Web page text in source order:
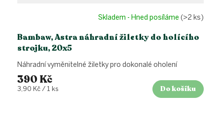
Bambaw, Astra náhradní žiletky do holícího
strojku, 20x5
Skladem - Hned posíláme (>2 ks)
390 Kč
Měrná
3,90 Kč / 1 ks Do košíku
Náhradní vyměnitelné žiletky pro dokonalé oholení